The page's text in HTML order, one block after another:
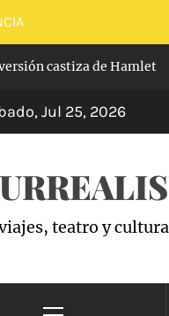
castiza de Hamlet
Jul 25, 2026
teatro y cultura